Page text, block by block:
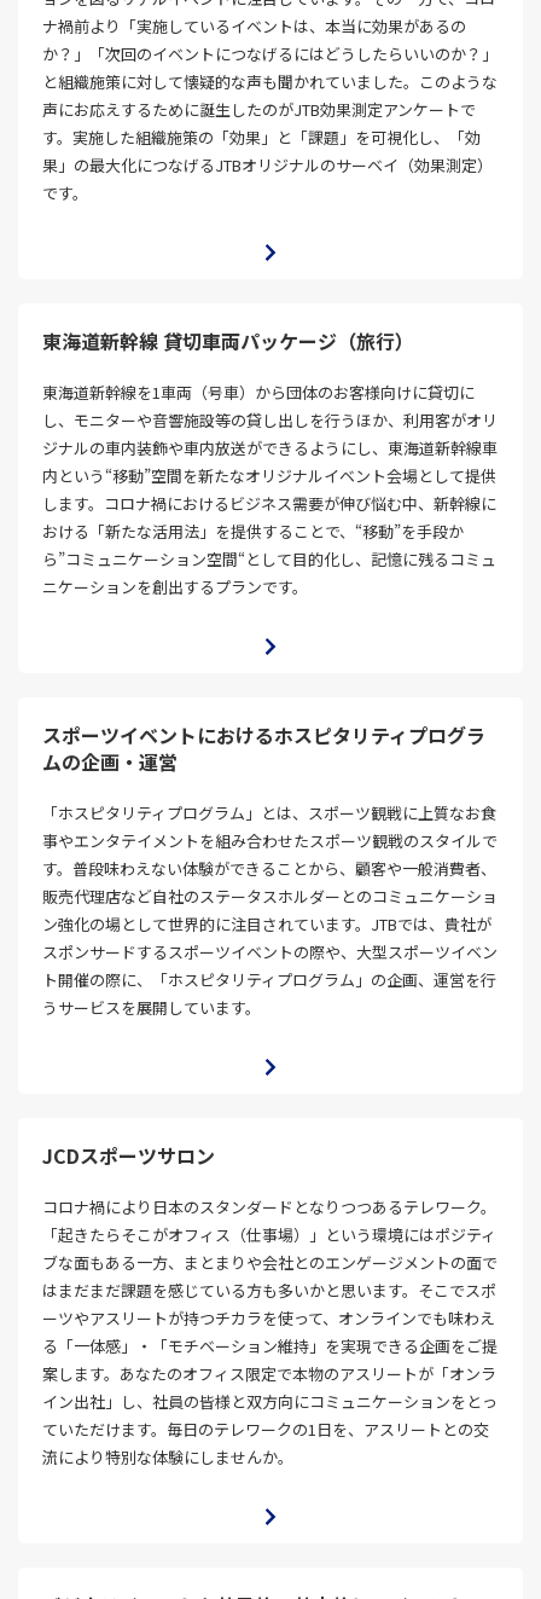
ナ禍前より「実施しているイベントは、本当に効果があるの
か？」「次回のイベントにつなげるにはどうしたらいいのか？」
と組織施策に対して懐疑的な声も聞かれていました。このような
声にお応えするために誕生したのがJTB効果測定アンケートで
す。実施した組織施策の「効果」と「課題」を可視化し、「効
果」の最大化につなげるJTBオリジナルのサーベイ（効果測定）
です。
東海道新幹線 貸切車両パッケージ（旅行）
東海道新幹線を1車両（号車）から団体のお客様向けに貸切に
し、モニターや音響施設等の貸し出しを行うほか、利用客がオリ
ジナルの車内装飾や車内放送ができるようにし、東海道新幹線車
内という“移動”空間を新たなオリジナルイベント会場として提供
します。コロナ禍におけるビジネス需要が伸び悩む中、新幹線に
おける「新たな活用法」を提供することで、“移動”を手段か
ら”コミュニケーション空間“として目的化し、記憶に残るコミュ
ニケーションを創出するプランです。
スポーツイベントにおけるホスピタリティプログラ
ムの企画・運営
「ホスピタリティプログラム」とは、スポーツ観戦に上質なお食
事やエンタテイメントを組み合わせたスポーツ観戦のスタイルで
す。普段味わえない体験ができることから、顧客や一般消費者、
販売代理店など自社のステータスホルダーとのコミュニケーショ
ン強化の場として世界的に注目されています。JTBでは、貴社が
スポンサードするスポーツイベントの際や、大型スポーツイベン
ト開催の際に、「ホスピタリティプログラム」の企画、運営を行
うサービスを展開しています。
JCDスポーツサロン
コロナ禍により日本のスタンダードとなりつつあるテレワーク。
「起きたらそこがオフィス（仕事場）」という環境にはポジティ
ブな面もある一方、まとまりや会社とのエンゲージメントの面で
はまだまだ課題を感じている方も多いかと思います。そこでスポ
ーツやアスリートが持つチカラを使って、オンラインでも味わえ
る「一体感」・「モチベーション維持」を実現できる企画をご提
案します。あなたのオフィス限定で本物のアスリートが「オンラ
イン出社」し、社員の皆様と双方向にコミュニケーションをとっ
ていただけます。毎日のテレワークの1日を、アスリートとの交
流により特別な体験にしませんか。